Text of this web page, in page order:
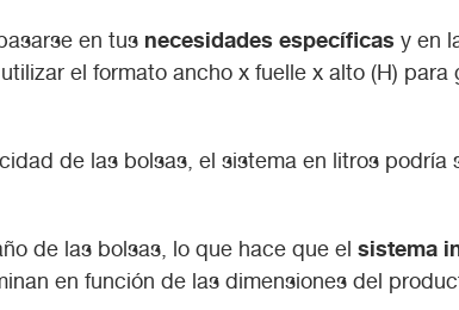
en tus necesidades específicas y en
el formato ancho x fuelle x alto (H) para
de las bolsas, el sistema en litros podría
de las bolsas, lo que hace que el sistema
en función de las dimensiones del